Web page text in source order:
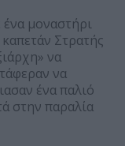
ένα μοναστήρι
Στρατής
να
να
ένα παλιό
στην παραλία